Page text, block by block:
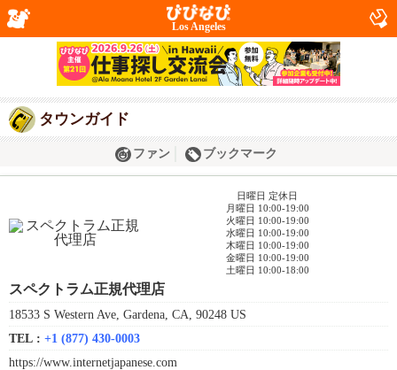
Los Angeles
タウンガイド
ファン ブックマーク
日曜日 定休日
月曜日 10:00-19:00
火曜日 10:00-19:00
水曜日 10:00-19:00
木曜日 10:00-19:00
金曜日 10:00-19:00
土曜日 10:00-18:00
スペクトラム正規代理店
18533 S Western Ave, Gardena, CA, 90248 US
TEL : +1 (877) 430-0003
https://www.internetjapanese.com